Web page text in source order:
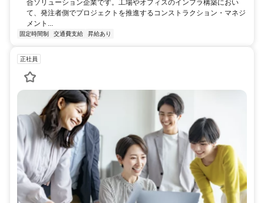
合ソリューション企業です。工場やオフィスのインフラ構築におい
て、発注者側でプロジェクトを推進するコンストラクション・マネジ
メント...
固定時間制 交通費支給 昇給あり
正社員